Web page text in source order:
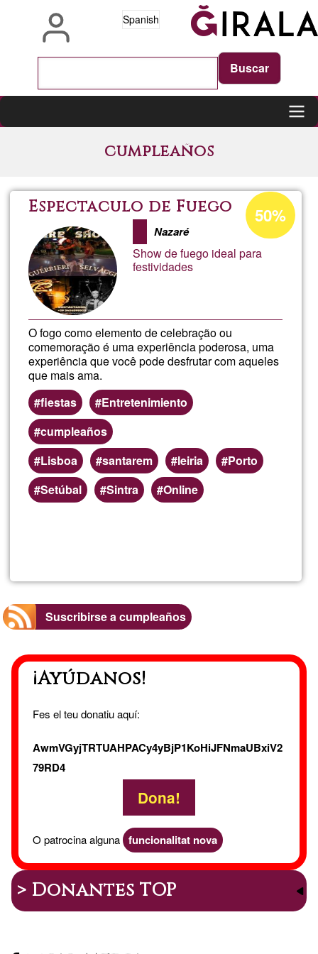
Spanish
cumpleaños
Espectaculo de Fuego
Nazaré
Show de fuego ideal para
festividades
O fogo como elemento de celebração ou
comemoração é uma experiência poderosa, uma
experiência que você pode desfrutar com aqueles
que mais ama.
fiestas
Entretenimiento
cumpleaños
Lisboa
santarem leiria
Porto
Setúbal
Sintra Online
Porcentaje
de
aceptación
de
50%
Suscribirse a cumpleaños
¡Ayúdanos!
Fes el teu donatiu aquí:
AwmVGyjTRTUAHPACy4yBjP1KoHiJFNmaUBxiV2
79RD4
Dona!
O patrocina alguna funcionalitat nova
> Donantes TOP